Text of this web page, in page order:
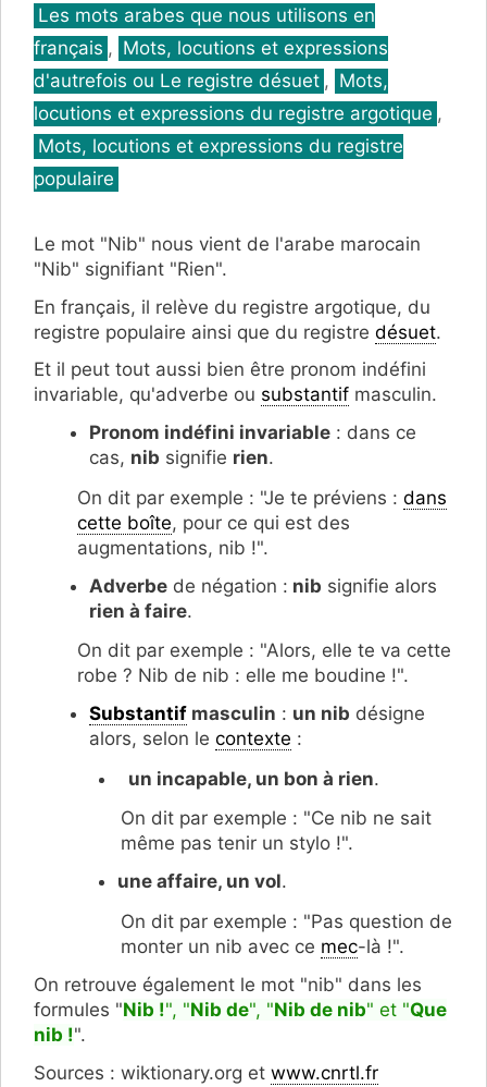
Catégories
Les mots arabes que nous utilisons en
français , Mots, locutions et expressions
d'autrefois ou Le registre désuet , Mots,
locutions et expressions du registre argotique ,
Mots, locutions et expressions du registre
populaire
Le mot "Nib" nous vient de l'arabe marocain
"Nib" signifiant "Rien".
En français, il relève du registre argotique, du
registre populaire ainsi que du registre désuet.
Et il peut tout aussi bien être pronom indéfini
invariable, qu'adverbe ou substantif masculin.
Pronom indéfini invariable : dans ce
cas, nib signifie rien.
On dit par exemple : "Je te préviens : dans
cette boîte, pour ce qui est des
augmentations, nib !".
Adverbe de négation : nib signifie alors
rien à faire.
On dit par exemple : "Alors, elle te va cette
robe ? Nib de nib : elle me boudine !".
Substantif masculin : un nib désigne
alors, selon le contexte :
un incapable, un bon à rien.
On dit par exemple : "Ce nib ne sait
même pas tenir un stylo !".
une affaire, un vol.
On dit par exemple : "Pas question de
monter un nib avec ce mec-là !".
On retrouve également le mot "nib" dans les
formules "Nib !", "Nib de", "Nib de nib" et "Que
nib !".
Sources : wiktionary.org et www.cnrtl.fr